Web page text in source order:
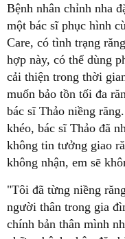
Bệnh nhân chỉnh nha
một bác sĩ phục hình
Care, có tình trạng
hợp này, có thể dùng
cải thiện trong thời
muốn bảo tồn tối đa
bác sĩ Thảo niềng
khéo, bác sĩ Thảo đã
không tin tưởng giao
không nhận, em sẽ
"Tôi đã từng niềng
người thân trong gia
chính bản thân mình